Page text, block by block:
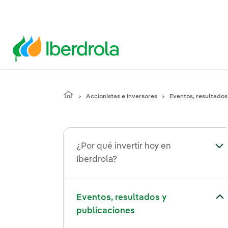
Accionistas e Inversores Eventos,
¿Por qué invertir hoy en
Iberdrola?
Eventos, resultados y
publicaciones
el submenú para Eventos, resultados y publicaciones